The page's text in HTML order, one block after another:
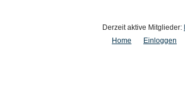
Derzeit aktive Mitglieder:
Home
Einloggen